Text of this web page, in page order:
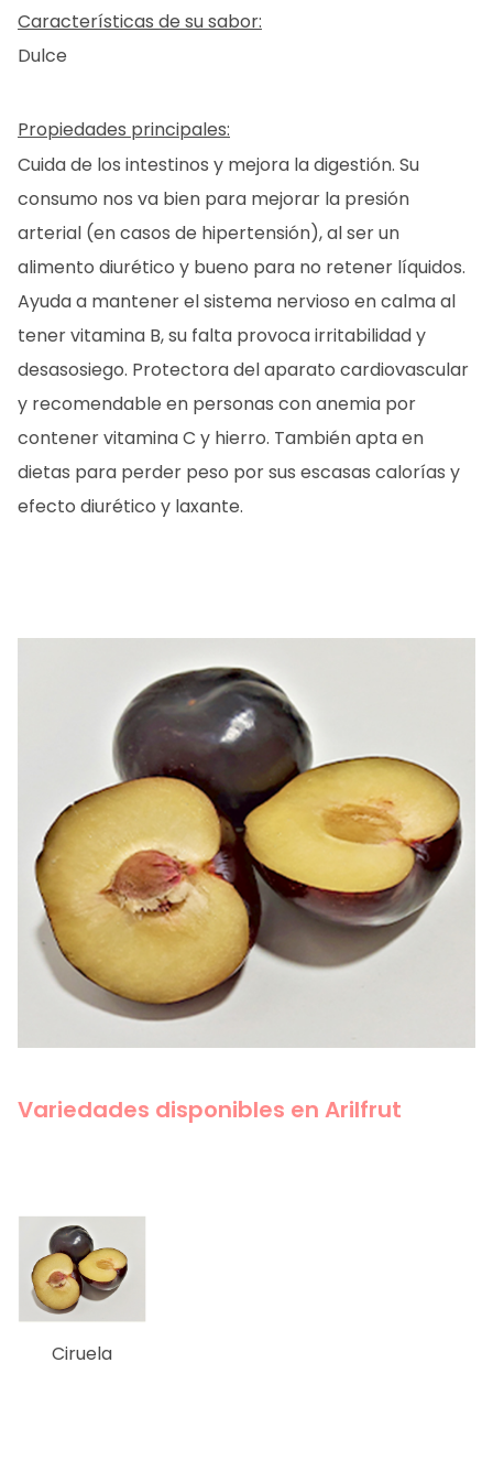
ES CA
Características de su sabor:
Dulce
Propiedades principales:
Cuida de los intestinos y mejora la digestión. Su
consumo nos va bien para mejorar la presión
arterial (en casos de hipertensión), al ser un
alimento diurético y bueno para no retener líquidos.
Ayuda a mantener el sistema nervioso en calma al
tener vitamina B, su falta provoca irritabilidad y
desasosiego. Protectora del aparato cardiovascular
y recomendable en personas con anemia por
contener vitamina C y hierro. También apta en
dietas para perder peso por sus escasas calorías y
efecto diurético y laxante.
Variedades disponibles en Arilfrut
Ciruela